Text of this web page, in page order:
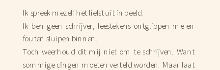
Ik spreek mezelf het liefst uit in beeld.
Ik ben geen schrijver, leestekens ontglippen me en
fouten sluipen binnen.
Toch weerhoud dit mij niet om te schrijven. Want
sommige dingen moeten verteld worden. Maar laat